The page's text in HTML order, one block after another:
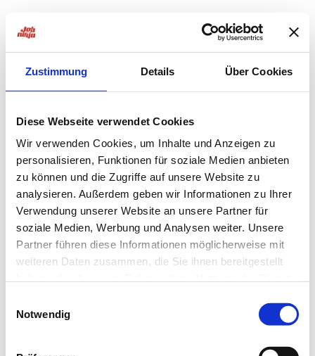
Zustimmung Details Über Cookies
Diese Webseite verwendet Cookies
Wir verwenden Cookies, um Inhalte und Anzeigen zu
personalisieren, Funktionen für soziale Medien anbieten
zu können und die Zugriffe auf unsere Website zu
analysieren. Außerdem geben wir Informationen zu Ihrer
Verwendung unserer Website an unsere Partner für
soziale Medien, Werbung und Analysen weiter. Unsere
Partner führen diese Informationen möglicherweise mit
weiteren Daten zusammen, die Sie ihnen bereitgestellt
Notwendig
loadingjobninja.com
for more